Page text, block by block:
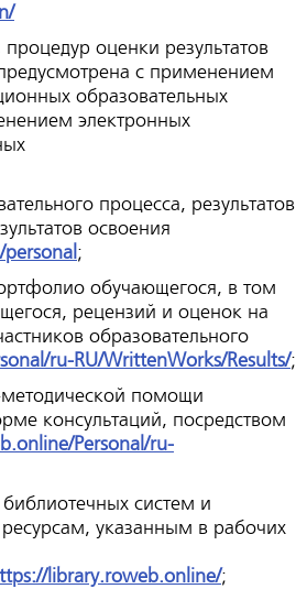
оценки результатов
с применением
образовательных
электронных
процесса, результатов
освоения
;
обучающегося, в том
рецензий и оценок на
образовательного
ru-RU/WrittenWorks/Results/;
помощи
консультаций, посредством
Personal/ru-
систем и
указанным в рабочих
library.roweb.online/;